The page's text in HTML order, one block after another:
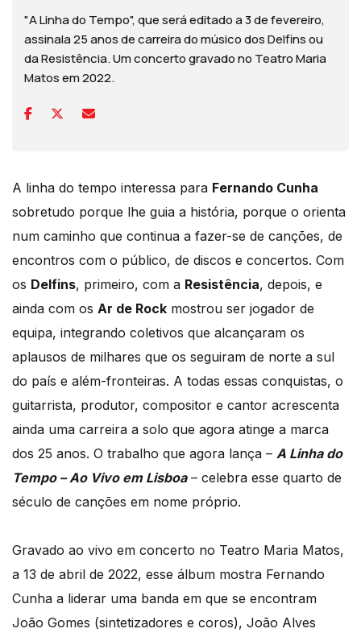
"A Linha do Tempo", que será editado a 3 de fevereiro,
assinala 25 anos de carreira do músico dos Delfins ou
da Resistência. Um concerto gravado no Teatro Maria
Matos em 2022.
A linha do tempo interessa para Fernando Cunha
sobretudo porque lhe guia a história, porque o orienta
num caminho que continua a fazer-se de canções, de
encontros com o público, de discos e concertos. Com
os Delfins, primeiro, com a Resistência, depois, e
ainda com os Ar de Rock mostrou ser jogador de
equipa, integrando coletivos que alcançaram os
aplausos de milhares que os seguiram de norte a sul
do país e além-fronteiras. A todas essas conquistas, o
guitarrista, produtor, compositor e cantor acrescenta
ainda uma carreira a solo que agora atinge a marca
dos 25 anos. O trabalho que agora lança – A Linha do
Tempo – Ao Vivo em Lisboa– celebra esse quarto de
século de canções em nome próprio.
Gravado ao vivo em concerto no Teatro Maria Matos,
a 13 de abril de 2022, esse álbum mostra Fernando
Cunha a liderar uma banda em que se encontram
João Gomes (sintetizadores e coros), João Alves